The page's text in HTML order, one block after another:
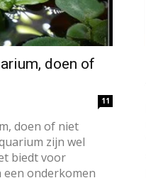
doen of
11
doen of niet
zijn wel
biedt voor
onderkomen